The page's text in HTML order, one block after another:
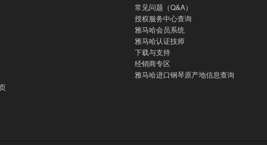
常见问题（Q&A）
授权服务中心查询
雅马哈会员系统
雅马哈认证技师
下载与支持
经销商专区
雅马哈进口钢琴原产地信息查询